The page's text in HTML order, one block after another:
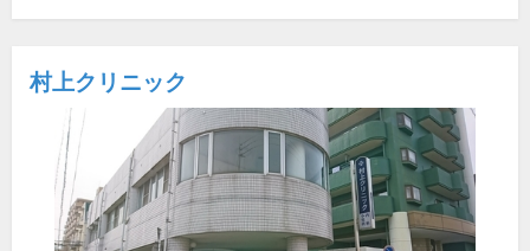
村上クリニック